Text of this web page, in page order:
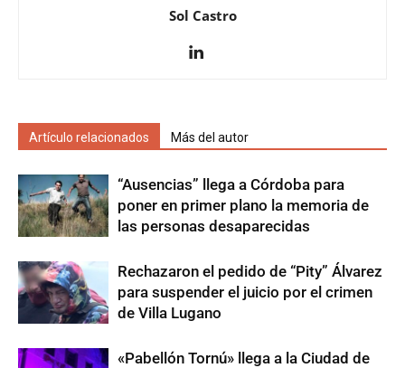
Sol Castro
Artículo relacionados Más del autor
“Ausencias” llega a Córdoba para
poner en primer plano la memoria de
las personas desaparecidas
Rechazaron el pedido de “Pity” Álvarez
para suspender el juicio por el crimen
de Villa Lugano
«Pabellón Tornú» llega a la Ciudad de